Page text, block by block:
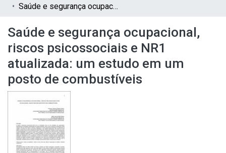
Saúde e segurança ocupacional, riscos psicossociais e NR1 atualizada: um estudo em um posto de combustíveis
Saúde e segurança ocupacional,
riscos psicossociais e NR1
atualizada: um estudo em um
posto de combustíveis